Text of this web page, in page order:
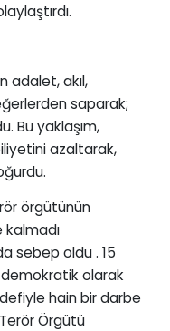
adalet, akıl,
saparak;
Bu yaklaşım,
azaltarak,
örgütünün
kalmadı
sebep oldu . 15
demokratik olarak
hain bir darbe
Örgütü